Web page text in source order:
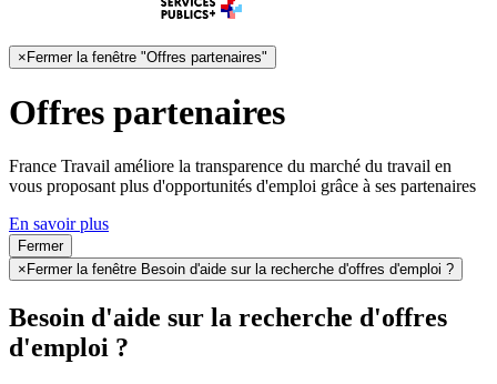
×Fermer la fenêtre "Offres partenaires"
Offres partenaires
France Travail améliore la transparence du marché du travail en
vous proposant plus d'opportunités d'emploi grâce à ses partenaires
En savoir plus
Fermer
× Fermer la fenêtre Besoin d'aide sur la recherche d'offres d'emploi ?
Besoin d'aide sur la recherche d'offres
d'emploi ?